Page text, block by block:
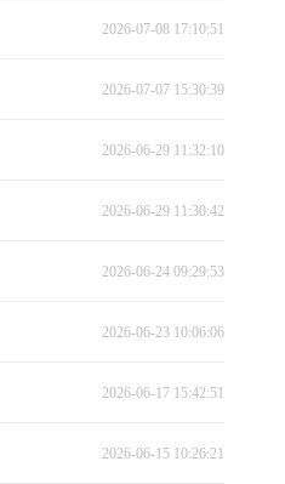
2026-07-08 17:10:51
2026-07-07 15:30:39
2026-06-29 11:32:10
2026-06-29 11:30:42
2026-06-24 09:29:53
2026-06-23 10:06:06
2026-06-17 15:42:51
2026-06-15 10:26:21